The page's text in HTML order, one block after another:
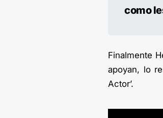
como
Finalmente
apoyan, lo
Actor’.